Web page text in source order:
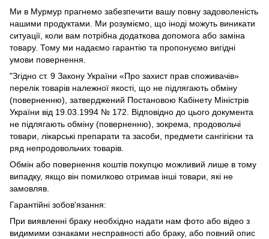
Ми в Мурмур прагнемо забезпечити вашу повну задоволеність
нашими продуктами. Ми розуміємо, що іноді можуть виникати
ситуації, коли вам потрібна додаткова допомога або заміна
товару. Тому ми надаємо гарантію та пропонуємо вигідні
умови повернення.
"Згідно ст. 9 Закону України «Про захист прав споживачів»
перелік товарів належної якості, що не підлягають обміну
(поверненню), затверджений Постановою Кабінету Міністрів
України від 19.03.1994 № 172. Відповідно до цього документа
не підлягають обміну (поверненню), зокрема, продовольчі
товари, лікарські препарати та засоби, предмети сангігієни та
ряд непродовольчих товарів.
Обмін або повернення коштів покупцю можливий лише в тому
випадку, якщо він помилково отримав інші товари, які не
замовляв.
Гарантійні зобов'язання:
При виявленні браку необхідно надати нам фото або відео з
видимими ознаками несправності або браку, або повний опис